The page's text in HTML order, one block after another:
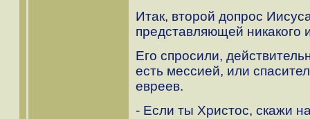
Итак, второй допрос
представляющей никакого
Его спросили,
есть мессией, или
евреев.
- Если ты Христос, скажи